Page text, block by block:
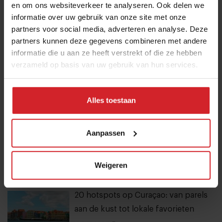
en om ons websiteverkeer te analyseren. Ook delen we
informatie over uw gebruik van onze site met onze
partners voor social media, adverteren en analyse. Deze
partners kunnen deze gegevens combineren met andere
informatie die u aan ze heeft verstrekt of die ze hebben
verzameld op basis van uw gebruik van hun services.
Alles toestaan
Aanpassen
Weigeren
Mijn favo influencer gaat naar Japan,
dus ik ga naar Japan
Stephan Nijst over de financiële
sores van een koksgezin
darmgezondheid en brainfood tot
slimmer snacken
23 juli 2026| 6 min
20 hotspots op Curaçao: van parels
aan de kust tot lokale favorieten